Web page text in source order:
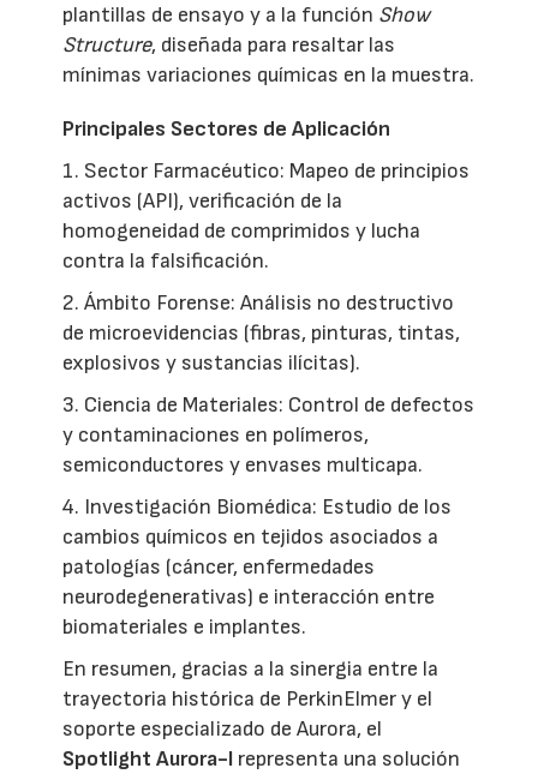
plantillas de ensayo y a la función Show
Structure, diseñada para resaltar las
mínimas variaciones químicas en la muestra.
Principales Sectores de Aplicación
1. Sector Farmacéutico: Mapeo de principios
activos (API), verificación de la
homogeneidad de comprimidos y lucha
contra la falsificación.
2. Ámbito Forense: Análisis no destructivo
de microevidencias (fibras, pinturas, tintas,
explosivos y sustancias ilícitas).
3. Ciencia de Materiales: Control de defectos
y contaminaciones en polímeros,
semiconductores y envases multicapa.
4. Investigación Biomédica: Estudio de los
cambios químicos en tejidos asociados a
patologías (cáncer, enfermedades
neurodegenerativas) e interacción entre
biomateriales e implantes.
En resumen, gracias a la sinergia entre la
trayectoria histórica de PerkinElmer y el
soporte especializado de Aurora, el
Spotlight Aurora-I representa una solución